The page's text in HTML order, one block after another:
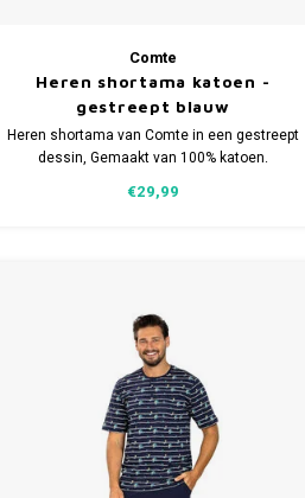
Comte
Heren shortama katoen -
gestreept blauw
Heren shortama van Comte in een gestreept
dessin, Gemaakt van 100% katoen.
€29,99